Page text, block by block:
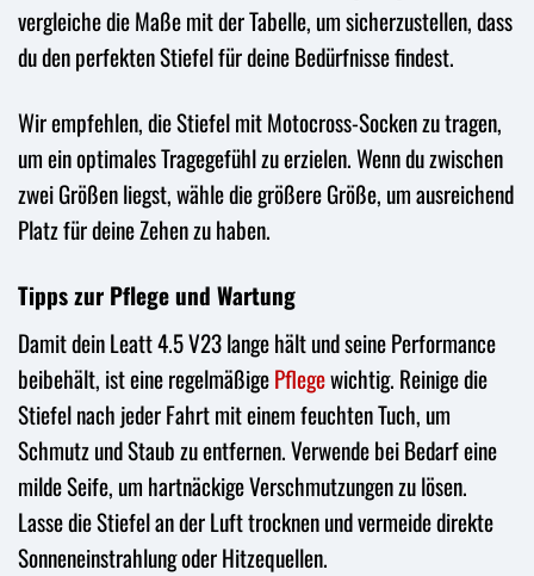
vergleiche die Maße mit der Tabelle, um sicherzustellen, dass
du den perfekten Stiefel für deine Bedürfnisse findest.
Wir empfehlen, die Stiefel mit Motocross-Socken zu tragen,
um ein optimales Tragegefühl zu erzielen. Wenn du zwischen
zwei Größen liegst, wähle die größere Größe, um ausreichend
Platz für deine Zehen zu haben.
Tipps zur Pflege und Wartung
Damit dein Leatt 4.5 V23 lange hält und seine Performance
beibehält, ist eine regelmäßigePflegewichtig. Reinige die
Stiefel nach jeder Fahrt mit einem feuchten Tuch, um
Schmutz und Staub zu entfernen. Verwende bei Bedarf eine
milde Seife, um hartnäckige Verschmutzungen zu lösen.
Lasse die Stiefel an der Luft trocknen und vermeide direkte
Sonneneinstrahlung oder Hitzequellen.